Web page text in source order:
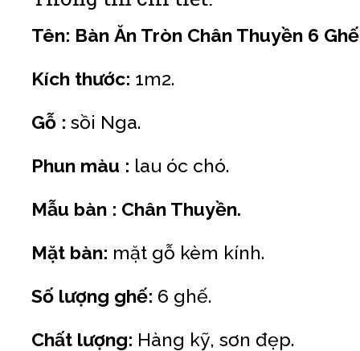
Tên: Bàn Ăn Tròn Chân Thuyền 6
Kích thước: 1m2.
Gỗ : sồi Nga.
Phun màu : lau óc chó.
Mẫu bàn : Chân Thuyền.
Mặt bàn: mặt gỗ kèm kính.
Số lượng ghế: 6 ghế.
Chất lượng: Hàng kỹ, sơn đẹp.